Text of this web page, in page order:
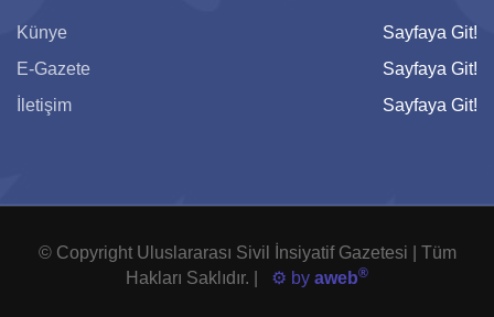
Künye
Sayfaya Git!
E-Gazete
Sayfaya Git!
İletişim
Sayfaya Git!
© Copyright Uluslararası Sivil İnsiyatif Gazetesi | Tüm
Hakları Saklıdır. |
⚙️ by aweb®